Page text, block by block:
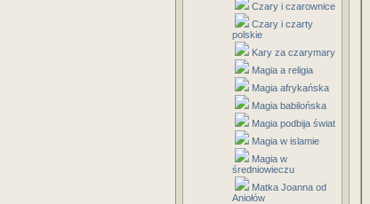
Czary i czarownice
Czary i czarty
polskie
Kary za czarymary
Magia a religia
Magia afrykańska
Magia babilońska
Magia podbija świat
Magia w islamie
Magia w
średniowieczu
Matka Joanna od
Aniołów